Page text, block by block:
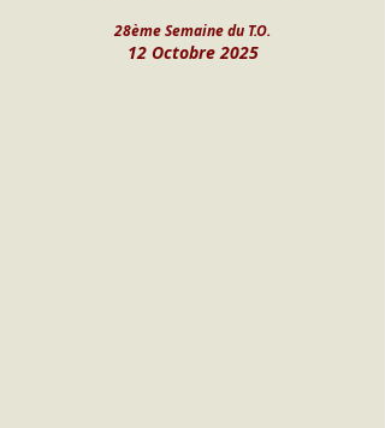
28ème Semaine du T.O.
12 Octobre 2025